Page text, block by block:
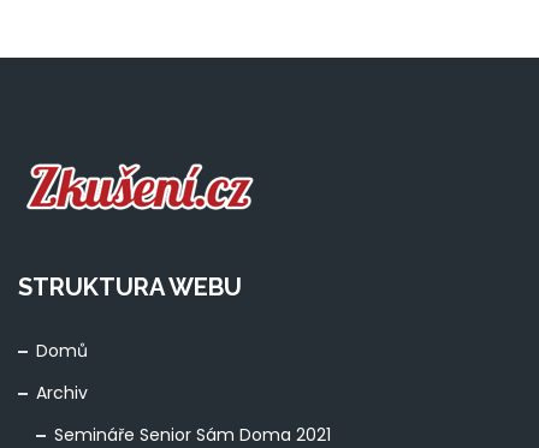
STRUKTURA WEBU
Domů
Archiv
Semináře Senior Sám Doma 2021